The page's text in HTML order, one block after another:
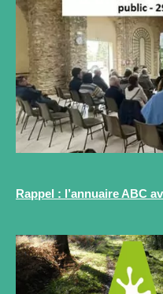
Rappel : l’annuaire ABC